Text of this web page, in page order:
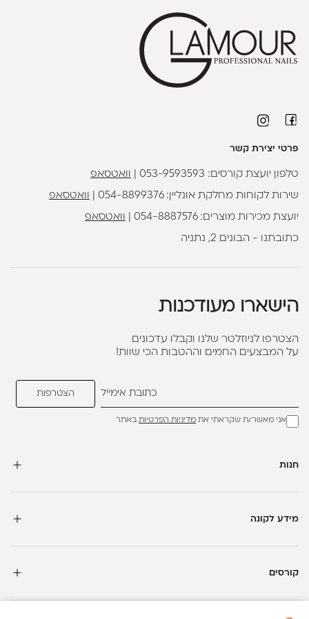
פרטי יצירת קשר
טלפון יועצת קורסים: 053-9593593 וואטסאפ
שירות לקוחות מחלקת אונליין:054-8899376 וואטסאפ
יועצת מכירות מוצרים:054-8887576 וואטסאפ
כתובתנו - הבונים 2, נתניה
הישארו מעודכנות
הצטרפו לניוזלטר שלנו וקבלו עדכונים
על המבצעים החמים וההטבות הכי שוות!
אני מאשר/ת שקראתי את מדיניות הפרטיותבאתר
חנות
מידע לקונה
קורסים